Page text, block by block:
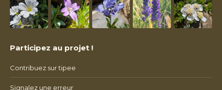
Participez au projet !
Contribuez sur tipee
Signalez une erreur